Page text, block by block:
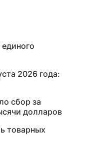
2026 года:
сбор за
долларов
товарных